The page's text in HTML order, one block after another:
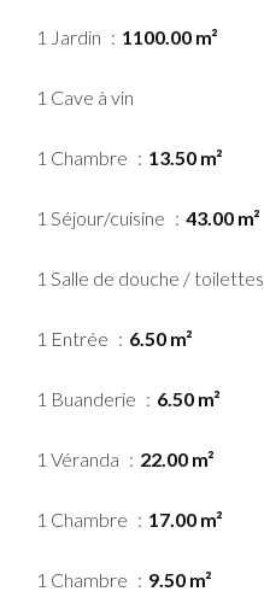
1 Jardin 1100.00 m²
1 Cave à vin
1 Chambre 13.50 m²
1 Séjour/cuisine 43.00 m²
1 Salle de douche / toilettes
1 Entrée 6.50 m²
1 Buanderie 6.50 m²
1 Véranda 22.00 m²
1 Chambre 17.00 m²
1 Chambre 9.50 m²